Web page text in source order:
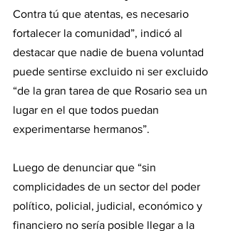
Contra tú que atentas, es necesario
fortalecer la comunidad”, indicó al
destacar que nadie de buena voluntad
puede sentirse excluido ni ser excluido
“de la gran tarea de que Rosario sea un
lugar en el que todos puedan
experimentarse hermanos”.
Luego de denunciar que “sin
complicidades de un sector del poder
político, policial, judicial, económico y
financiero no sería posible llegar a la